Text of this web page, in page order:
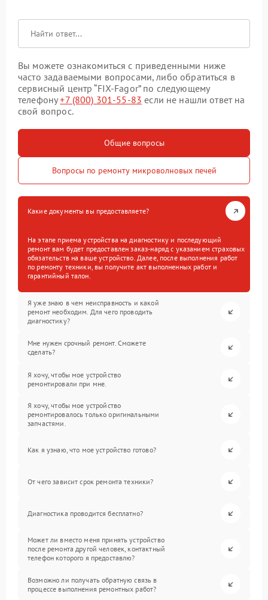
Вы можете ознакомиться с приведенными ниже
часто задаваемыми вопросами, либо обратиться в
сервисный центр “FIX-Fagor” по следующему
телефону+7 (800) 301-55-83 если не нашли ответ на
свой вопрос.
Общие вопросы
Вопросы по ремонту микроволновых печей
Какие документы вы предоставляете?
На этапе приема устройства на диагностику и последующий
ремонт вам будет предоставлен заказ-наряд с указанием страховых
обязательств на ваше устройство. Далее, после выполнения работ
по ремонту техники, вы получите акт выполненных работ и
гарантийный талон.
Я уже знаю в чем неисправность и какой
ремонт необходим. Для чего проводить
диагностику?
Мне нужен срочный ремонт. Сможете
сделать?
Я хочу, чтобы мое устройство
ремонтировали при мне.
Я хочу, чтобы мое устройство
ремонтировалось только оригинальными
запчастями.
Как я узнаю, что мое устройство готово?
От чего зависит срок ремонта техники?
Диагностика проводится бесплатно?
Может ли вместо меня принять устройство
после ремонта другой человек, контактный
телефон которого я предоставлю?
Возможно ли получать обратную связь в
процессе выполнения ремонтных работ?